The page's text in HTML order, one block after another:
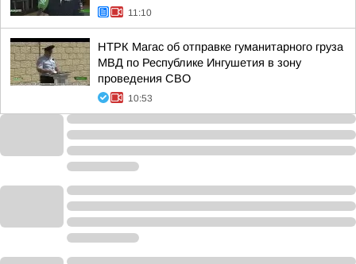
11:10
НТРК Магас об отправке гуманитарного груза
МВД по Республике Ингушетия в зону
проведения СВО
10:53